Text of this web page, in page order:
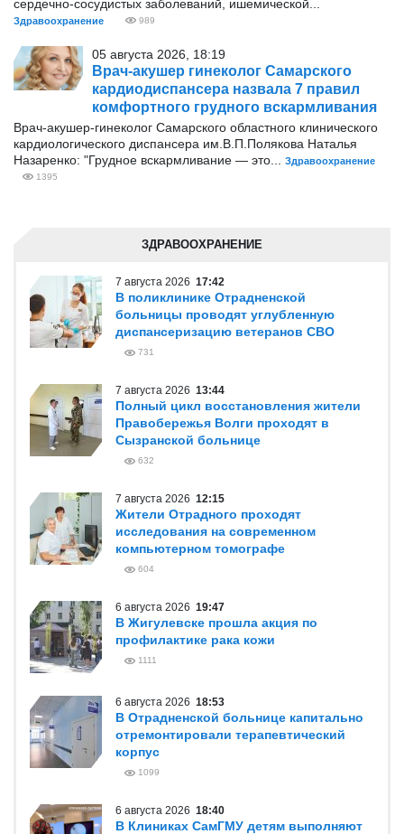
сердечно-сосудистых заболеваний, ишемической...
Здравоохранение 989
05 августа 2026, 18:19
Врач-акушер гинеколог Самарского
кардиодиспансера назвала 7 правил
комфортного грудного вскармливания
Врач-акушер-гинеколог Самарского областного клинического
кардиологического диспансера им.В.П.Полякова Наталья
Назаренко: "Грудное вскармливание — это...
Здравоохранение
1395
ЗДРАВООХРАНЕНИЕ
7 августа 2026 17:42
В поликлинике Отрадненской
больницы проводят углубленную
диспансеризацию ветеранов СВО
731
7 августа 2026 13:44
Полный цикл восстановления жители
Правобережья Волги проходят в
Сызранской больнице
632
7 августа 2026 12:15
Жители Отрадного проходят
исследования на современном
компьютерном томографе
604
6 августа 2026 19:47
В Жигулевске прошла акция по
профилактике рака кожи
1111
6 августа 2026 18:53
В Отрадненской больнице капитально
отремонтировали терапевтический
корпус
1099
6 августа 2026 18:40
В Клиниках СамГМУ детям выполняют